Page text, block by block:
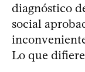
diagnóstico
social
Lo que difiere